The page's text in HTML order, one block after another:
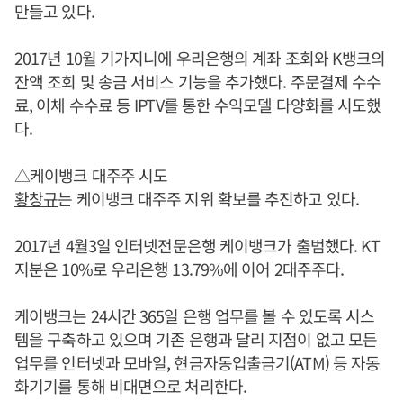
만들고 있다.
2017년 10월 기가지니에 우리은행의 계좌 조회와 K뱅크의
잔액 조회 및 송금 서비스 기능을 추가했다. 주문결제 수수
료, 이체 수수료 등 IPTV를 통한 수익모델 다양화를 시도했
다.
△케이뱅크 대주주 시도
황창규는 케이뱅크 대주주 지위 확보를 추진하고 있다.
2017년 4월3일 인터넷전문은행 케이뱅크가 출범했다. KT
지분은 10%로 우리은행 13.79%에 이어 2대주주다.
케이뱅크는 24시간 365일 은행 업무를 볼 수 있도록 시스
템을 구축하고 있으며 기존 은행과 달리 지점이 없고 모든
업무를 인터넷과 모바일, 현금자동입출금기(ATM) 등 자동
화기기를 통해 비대면으로 처리한다.